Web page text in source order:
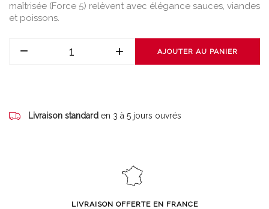
maîtrisée (Force 5) relèvent avec élégance sauces, viandes
et poissons.
AJOUTER AU PANIER
Livraison standard en 3 à 5 jours ouvrés
LIVRAISON OFFERTE EN FRANCE